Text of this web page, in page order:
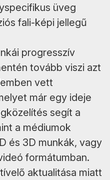
üveg
fali-képi jellegű
progresszív
tovább viszi azt
vett
már egy ideje
segít a
a médiumok
és 3D munkák, vagy
formátumban.
aktualitása miatt